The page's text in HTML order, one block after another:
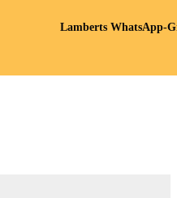
Lamberts WhatsApp-